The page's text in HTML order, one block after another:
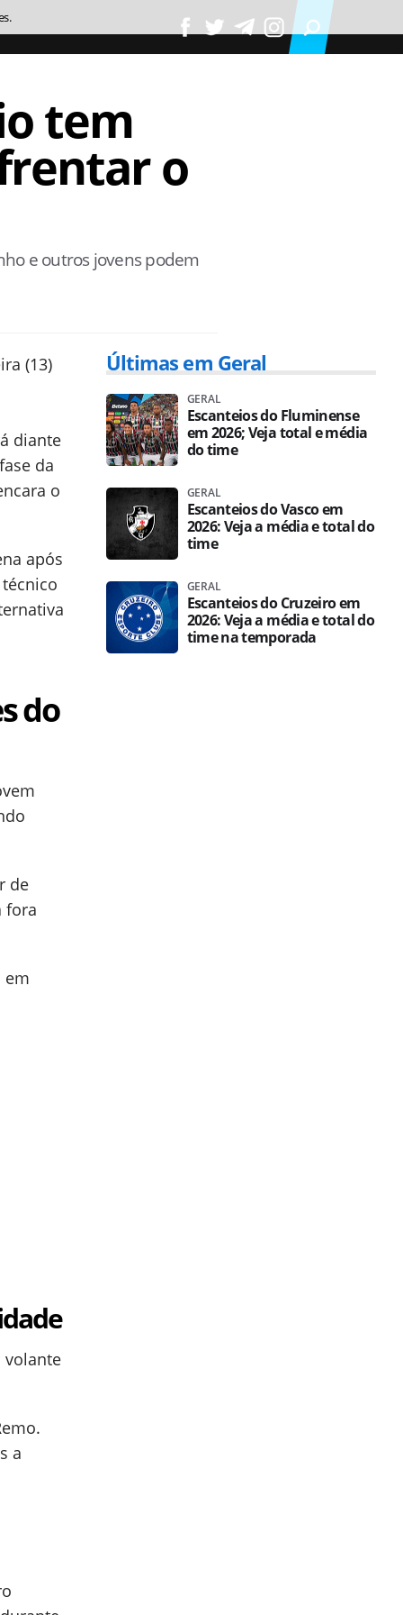
tem
o
e outros jovens podem
(13)
diante
da
o
após
do
de
fora
em
volante
a
Últimas em Geral
GERAL
Escanteios do Fluminense
em 2026; Veja total e média
do time
GERAL
Escanteios do Vasco em
2026: Veja a média e total do
time
GERAL
Escanteios do Cruzeiro em
2026: Veja a média e total do
time na temporada